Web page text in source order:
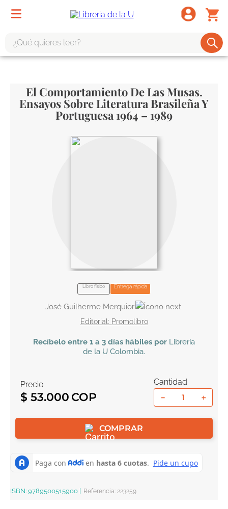
El Comportamiento De Las Musas.
Ensayos Sobre Literatura Brasileña Y
Portuguesa 1964 – 1989
Libro físico Entrega rápida
José Guilherme Merquior
Promolibro
Recíbelo entre 1 a 3 días hábiles por Libreria
de la U Colombia.
Precio
$ 53.000
Cantidad
＋
－
COMPRAR
ISBN: 9789500515900 Referencia: 223259
2.
tote bag -
harry potter
edición especial